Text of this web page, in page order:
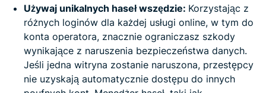
Używaj unikalnych haseł wszędzie: Korzystając z
różnych loginów dla każdej usługi online, w tym do
konta operatora, znacznie ograniczasz szkody
wynikające z naruszenia bezpieczeństwa danych.
Jeśli jedna witryna zostanie naruszona, przestępcy
nie uzyskają automatycznie dostępu do innych